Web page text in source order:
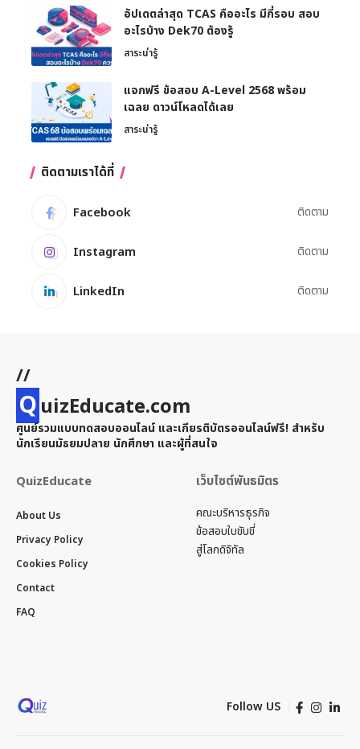
อัปเดตล่าสุด TCAS คืออะไร มีกี่รอบ สอบ
อะไรบ้าง Dek70 ต้องรู้
สาระน่ารู้
แจกฟรี ข้อสอบ A-Level 2568 พร้อม
เฉลย ดาวน์โหลดได้เลย
สาระน่ารู้
ติดตามเราได้ที่
Facebook ติดตาม
Instagram ติดตาม
LinkedIn ติดตาม
//
QuizEducate.com
ศูนย์รวมแบบทดสอบออนไลน์ และเกียรติบัตรออนไลน์ฟรี! สำหรับ
นักเรียนมัธยมปลาย นักศึกษา และผู้ที่สนใจ
QuizEducate
About Us
Privacy Policy
Cookies Policy
Contact
FAQ
เว็บไซต์พันธมิตร
คณะบริหารธุรกิจ
ข้อสอบใบขับขี่
สู่โลกดิจิทัล
Follow US